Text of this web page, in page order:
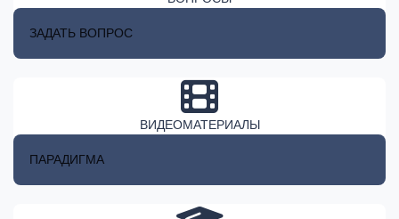
ЗАДАТЬ ВОПРОС
ВИДЕОМАТЕРИАЛЫ
ПАРАДИГМА